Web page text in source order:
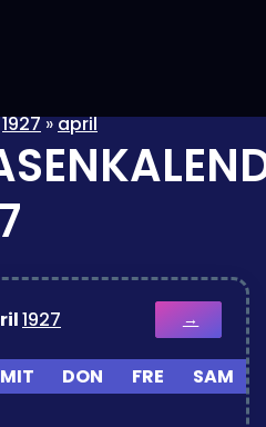
1927»april
1927 →
MIT DON FRE SAM